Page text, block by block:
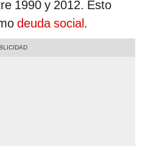
1990 y 2012. Esto
deuda social.